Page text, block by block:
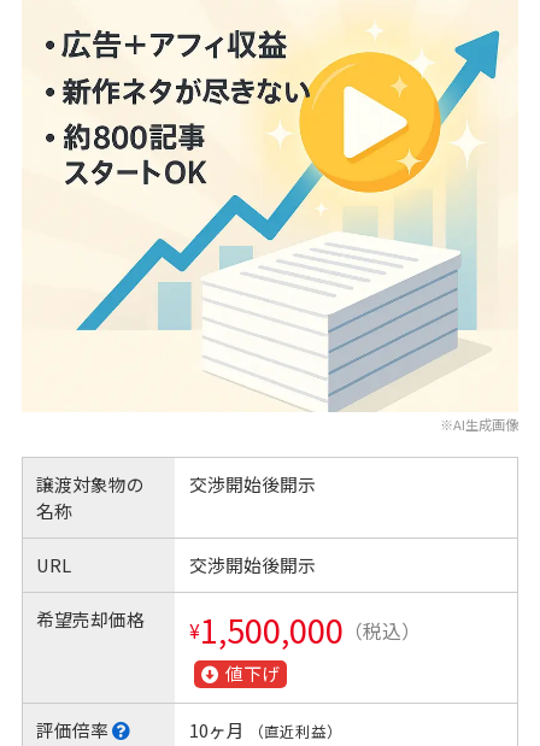
※AI生成画像
譲渡対象物の
名称
交渉開始後開示
URL 交渉開始後開示
希望売却価格 ¥1,500,000 （税込）
値下げ
評価倍率 10ヶ月 （直近利益）